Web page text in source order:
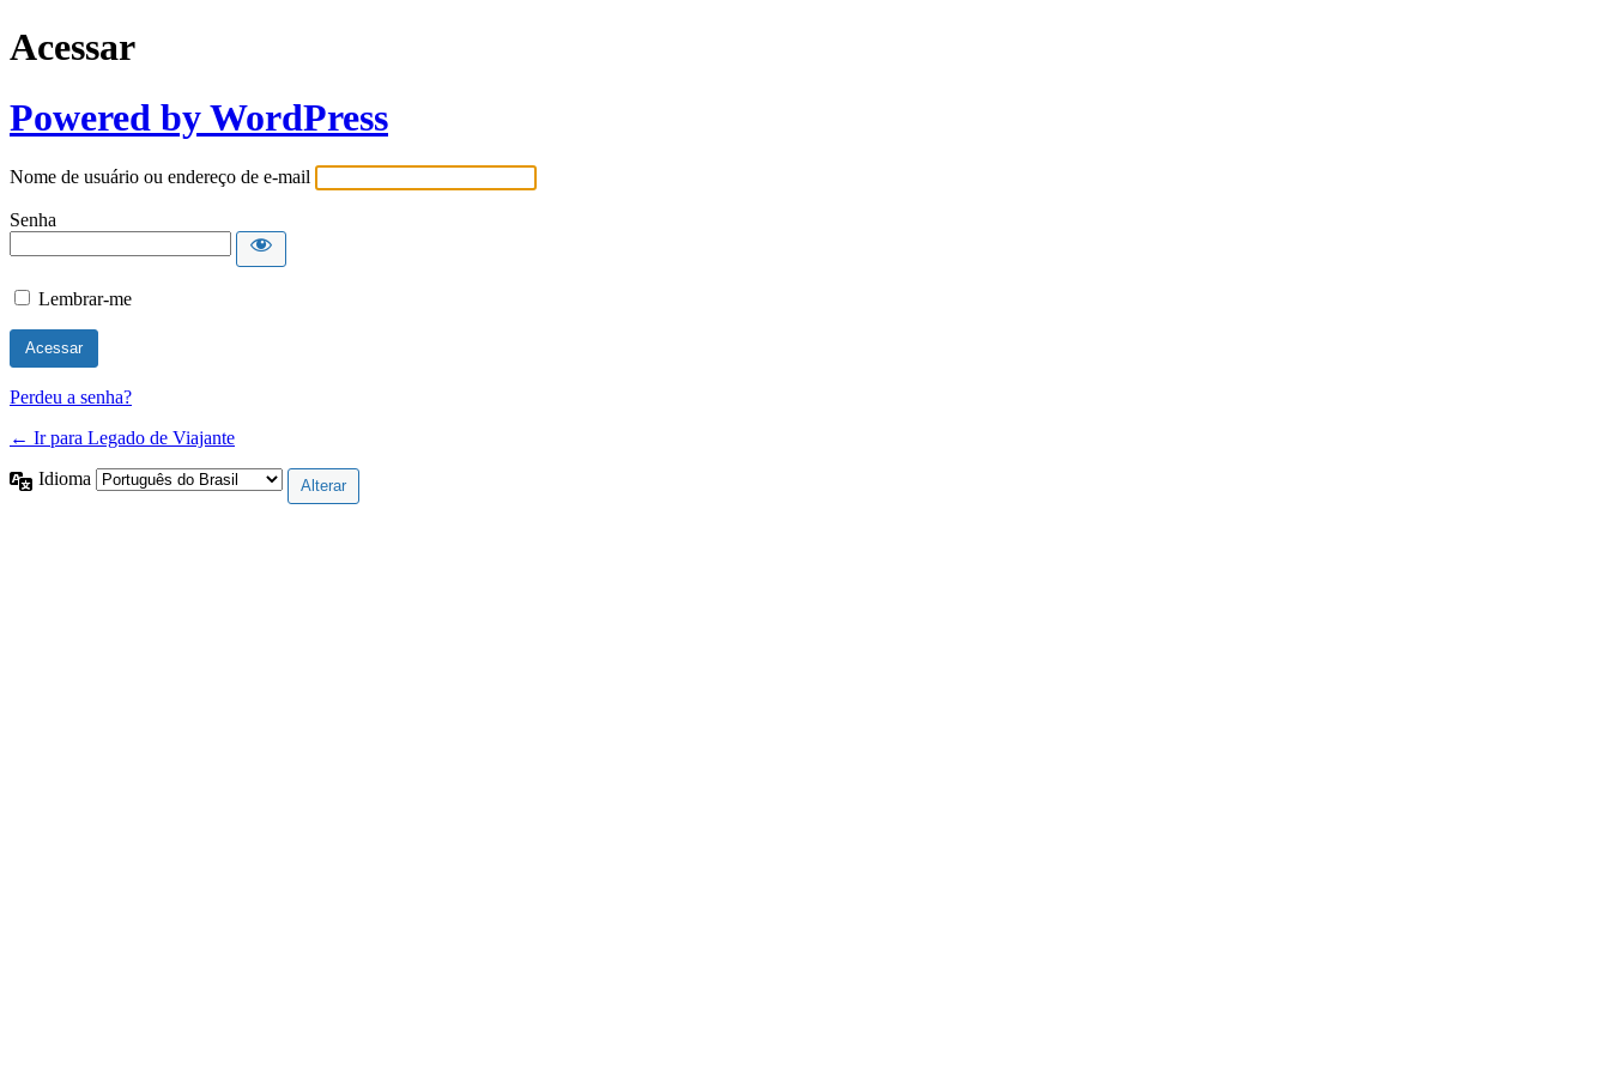
Acessar
Powered by WordPress
Nome de usuário ou endereço de e-mail
Senha
Lembrar-me
Perdeu a senha?
← Ir para Legado de Viajante
Idioma